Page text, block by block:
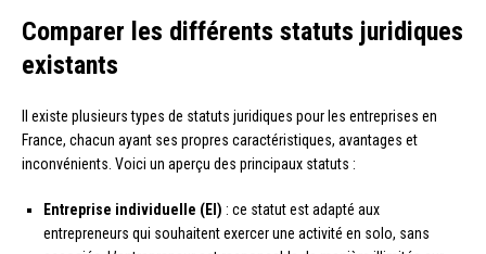
Comparer les différents statuts juridiques
existants
Il existe plusieurs types de statuts juridiques pour les entreprises en
France, chacun ayant ses propres caractéristiques, avantages et
inconvénients. Voici un aperçu des principaux statuts :
Entreprise individuelle (EI) : ce statut est adapté aux
entrepreneurs qui souhaitent exercer une activité en solo, sans